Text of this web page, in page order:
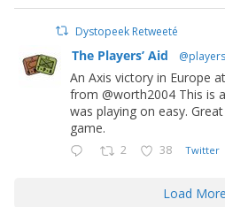
Dystopeek Retweeté
The Players’ Aid
An Axis victory in Europe
from @worth2004 This is
was playing on easy.
game.
2 38 Twitter
Load